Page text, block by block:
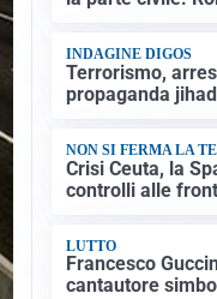
INDAGINE DIGOS
Terrorismo,
propaganda
NON SI FERMA LA
Crisi Ceuta, la
controlli alle
LUTTO
Francesco
cantautore